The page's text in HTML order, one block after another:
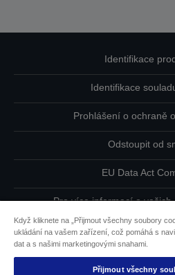
Identifikace
Identifikace
Prohlášení o ochraně
Odstoupit od
EU Data Act
Pro více informací o
Informace o
Závazek usnadnění
Když kliknete na „Přijmout všechny soubory
ukládání na vašem zařízení, což pomáhá s
dat a s našimi marketingovými snahami.
Přijmout všechny